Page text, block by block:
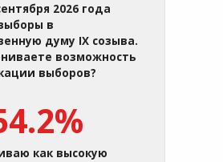
2026 года
в
думу IX созыва.
возможность
выборов?
как высокую